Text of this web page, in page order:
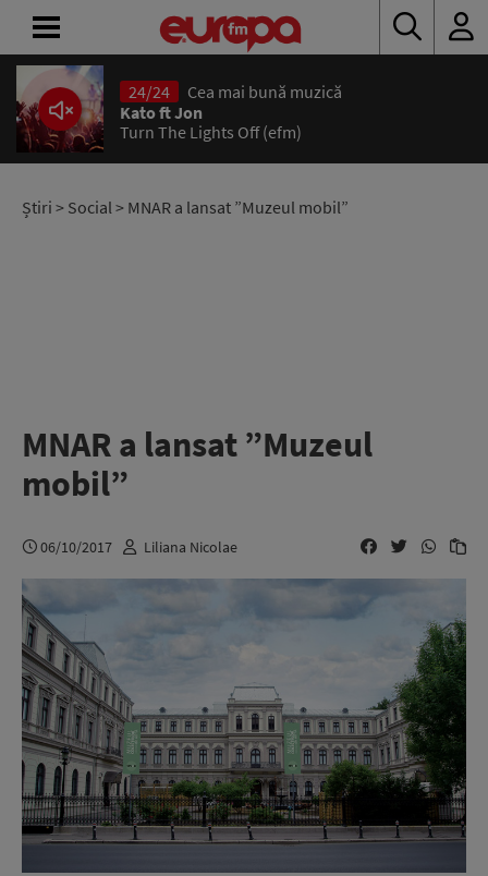
24/24
Cea mai bună muzică
Kato ft Jon
Turn The Lights Off (efm)
Știri > Social> MNAR a lansat ”Muzeul mobil”
MNAR a lansat ”Muzeul
mobil”
06/10/2017 Liliana Nicolae
ACASĂ
ȘTIRI
RADIO